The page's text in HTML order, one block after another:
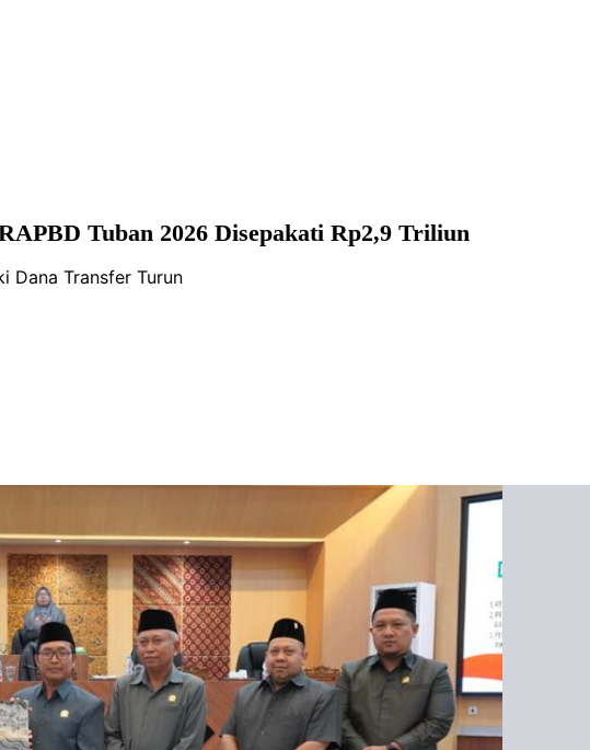
Tuban 2026 Disepakati Rp2,9 Triliun
Dana Transfer Turun